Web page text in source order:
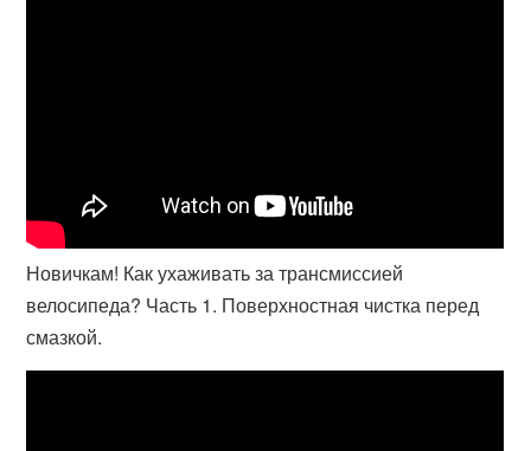
Новичкам! Как ухаживать за трансмиссией
велосипеда? Часть 1. Поверхностная чистка перед
смазкой.